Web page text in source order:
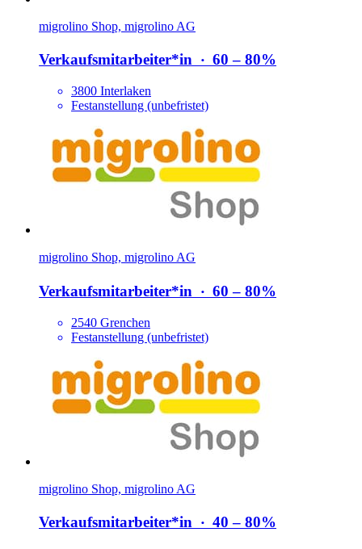
migrolino Shop, migrolino AG
Verkaufsmitarbeiter*​in ‧ 60 – 80%
3800 Interlaken
Festanstellung (unbefristet)
migrolino Shop, migrolino AG
Verkaufsmitarbeiter*​in ‧ 60 – 80%
2540 Grenchen
Festanstellung (unbefristet)
migrolino Shop, migrolino AG
Verkaufsmitarbeiter*​in ‧ 40 – 80%